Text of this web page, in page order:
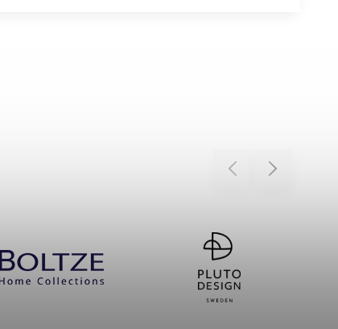
Previous Next